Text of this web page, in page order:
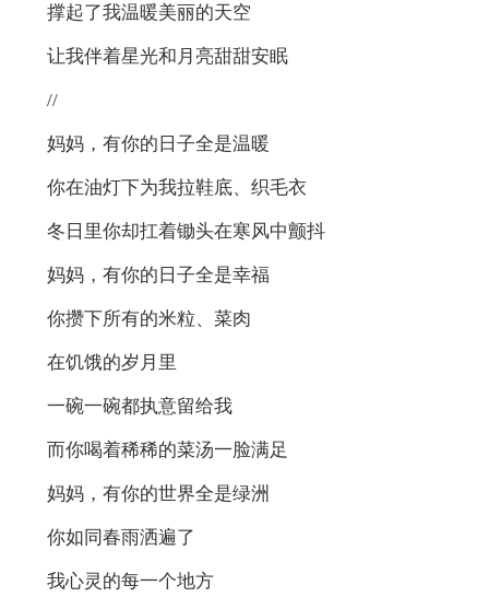
撑起了我温暖美丽的天空
让我伴着星光和月亮甜甜安眠
//
妈妈，有你的日子全是温暖
你在油灯下为我拉鞋底、织毛衣
冬日里你却扛着锄头在寒风中颤抖
妈妈，有你的日子全是幸福
你攒下所有的米粒、菜肉
在饥饿的岁月里
一碗一碗都执意留给我
而你喝着稀稀的菜汤一脸满足
妈妈，有你的世界全是绿洲
你如同春雨洒遍了
我心灵的每一个地方